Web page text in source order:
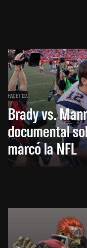
HACE 1 DÍA
Brady vs.
documental
marcó la NFL